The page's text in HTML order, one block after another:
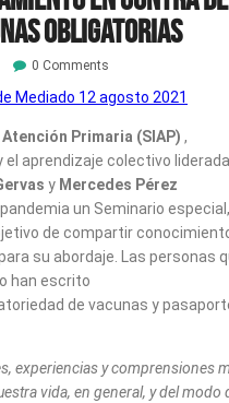
obligatorias
0 Comments
Mediado 12 agosto 2021
Primaria (SIAP) ,
aprendizaje colectivo liderada
y Mercedes Pérez
un Seminario especial,
de compartir
su abordaje. Las personas
han escrito
de vacunas y
experiencias y comprensiones
vida, en general, y del modo